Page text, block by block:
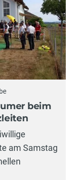
beim
am Samstag